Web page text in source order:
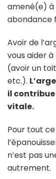
amené(e) à
abondance
Avoir de
vous aider
(avoir un
etc.).
il
vitale.
Pour tout
n’est pas
autrement.